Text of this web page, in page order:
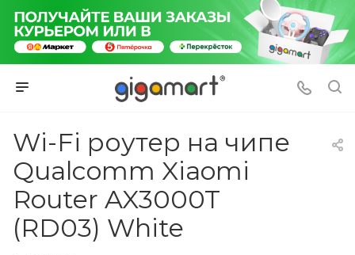
Wi-Fi роутер на чипе
Qualcomm Xiaomi
Router AX3000T
(RD03) White